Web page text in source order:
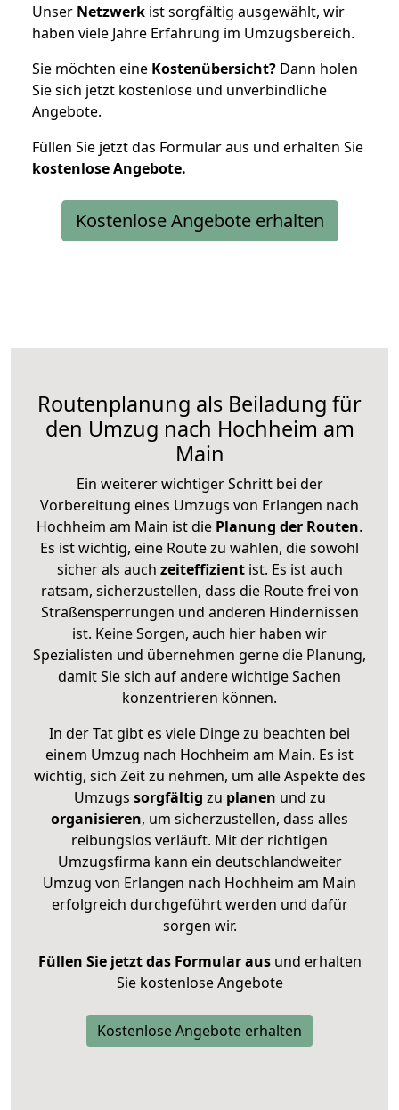
Unser Netzwerk ist sorgfältig ausgewählt, wir
haben viele Jahre Erfahrung im Umzugsbereich.
Sie möchten eine Kostenübersicht? Dann holen
Sie sich jetzt kostenlose und unverbindliche
Angebote.
Füllen Sie jetzt das Formular aus und erhalten Sie
kostenloseAngebote.
Kostenlose Angebote erhalten
Routenplanung als Beiladung für
den Umzug nach Hochheim am
Main
Ein weiterer wichtiger Schritt bei der
Vorbereitung eines Umzugs von Erlangen nach
Hochheim am Main ist die Planung der Routen.
Es ist wichtig, eine Route zu wählen, die sowohl
sicher als auch zeiteffizientist. Es ist auch
ratsam, sicherzustellen, dass die Route frei von
Straßensperrungen und anderen Hindernissen
ist. Keine Sorgen, auch hier haben wir
Spezialisten und übernehmen gerne die Planung,
damit Sie sich auf andere wichtige Sachen
konzentrieren können.
In der Tat gibt es viele Dinge zu beachten bei
einem Umzug nach Hochheim am Main. Es ist
wichtig, sich Zeit zu nehmen, um alle Aspekte des
Umzugs sorgfältig zu planen und zu
organisieren, um sicherzustellen, dass alles
reibungslos verläuft. Mit der richtigen
Umzugsfirma kann ein deutschlandweiter
Umzug von Erlangen nach Hochheim am Main
erfolgreich durchgeführt werden und dafür
sorgen wir.
Füllen Sie jetzt das Formular ausund erhalten
Sie kostenlose Angebote
Kostenlose Angebote erhalten